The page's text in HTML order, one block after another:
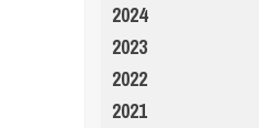
2024
2023
2022
2021